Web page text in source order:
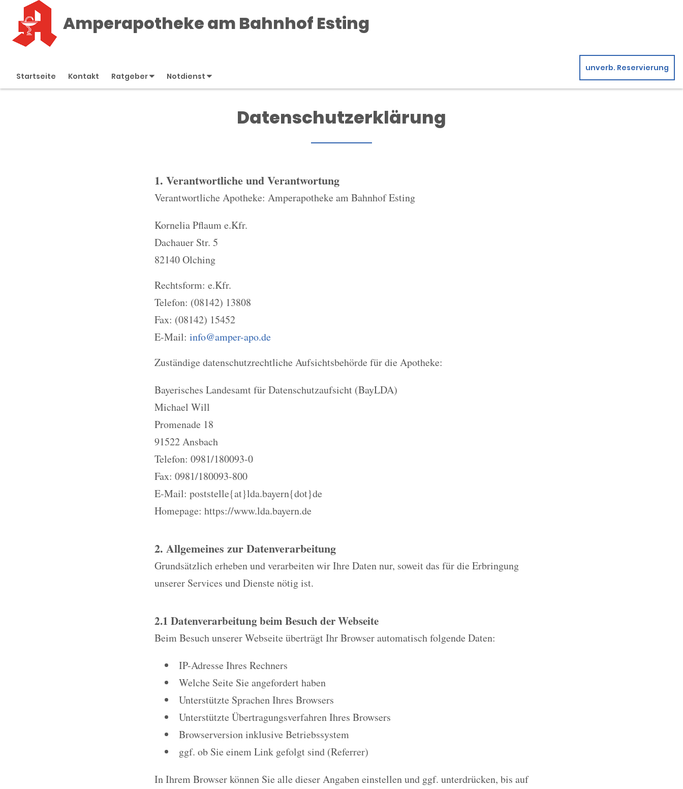
Amperapotheke am Bahnhof Esting
Startseite Kontakt Ratgeber Notdienst
unverb. Reservierung
Datenschutzerklärung
1. Verantwortliche und Verantwortung
Verantwortliche Apotheke: Amperapotheke am Bahnhof Esting
Kornelia Pflaum e.Kfr.
Dachauer Str. 5
82140 Olching
Rechtsform: e.Kfr.
Telefon: (08142) 13808
Fax: (08142) 15452
E-Mail: info@amper-apo.de
Zuständige datenschutzrechtliche Aufsichtsbehörde für die Apotheke:
Bayerisches Landesamt für Datenschutzaufsicht (BayLDA)
Michael Will
Promenade 18
91522 Ansbach
Telefon: 0981/180093-0
Fax: 0981/180093-800
E-Mail: poststelle{at}lda.bayern{dot}de
Homepage: https://www.lda.bayern.de
2. Allgemeines zur Datenverarbeitung
Grundsätzlich erheben und verarbeiten wir Ihre Daten nur, soweit das für die Erbringung
unserer Services und Dienste nötig ist.
2.1 Datenverarbeitung beim Besuch der Webseite
Beim Besuch unserer Webseite überträgt Ihr Browser automatisch folgende Daten:
IP-Adresse Ihres Rechners
Welche Seite Sie angefordert haben
Unterstützte Sprachen Ihres Browsers
Unterstützte Übertragungsverfahren Ihres Browsers
Browserversion inklusive Betriebssystem
ggf. ob Sie einem Link gefolgt sind (Referrer)
In Ihrem Browser können Sie alle dieser Angaben einstellen und ggf. unterdrücken, bis auf